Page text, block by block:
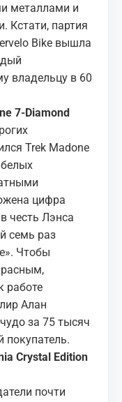
металлами и
Кстати, партия
Bike вышла
владельцу в 60
7-Diamond
Trek Madone
цифра
честь Лэнса
семь раз
Чтобы
работе
Алан
за 75 тысяч
Crystal Edition
почти